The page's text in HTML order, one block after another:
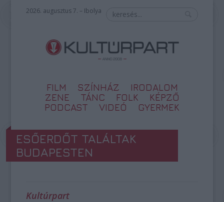
2026. augusztus 7. – Ibolya
FILM SZÍNHÁZ
IRODALOM
ZENE
TÁNC FOLK
KÉPZŐ
PODCAST
VIDEÓ GYERMEK
ESŐERDŐT TALÁLTAK
BUDAPESTEN
Kultúrpart